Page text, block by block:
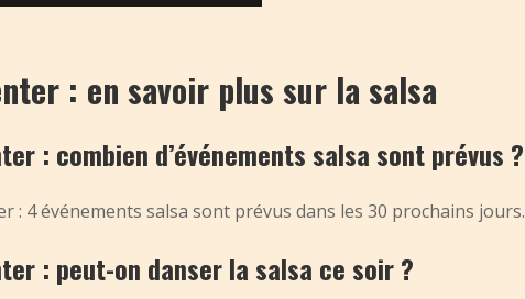
: en savoir plus sur la salsa
: combien d’événements salsa sont prévus ?
: 4 événements salsa sont prévus dans les 30 prochains jours.
: peut-on danser la salsa ce soir ?